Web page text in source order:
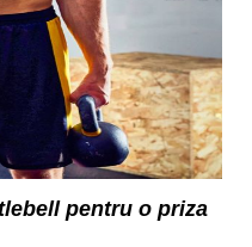
pentru o priza